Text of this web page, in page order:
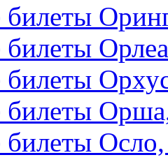
билеты
билеты